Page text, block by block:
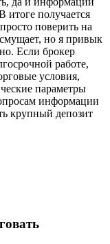
итоге получается
поверить на
но я привык
Если брокер
работе,
условия,
параметры
информации
крупный депозит